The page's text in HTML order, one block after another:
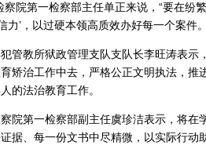
察院第一检察部主任单正来说，“要在纷
信力’，以过硬本领高质效办好每一个案件
管教所狱政管理支队支队长李旺涛表示
矫治工作中去，严格公正文明执法，推
的法治教育工作。
院第一检察部副主任虞珍洁表示，将
据、每一份文书中尽精微，以实际行动